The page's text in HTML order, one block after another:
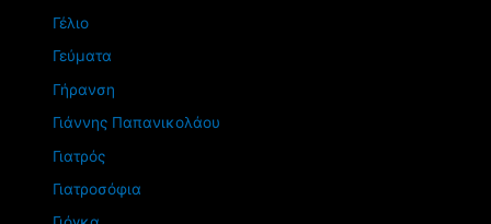
Γέλιο
Γεύματα
Γήρανση
Γιάννης Παπανικολάου
Γιατρός
Γιατροσόφια